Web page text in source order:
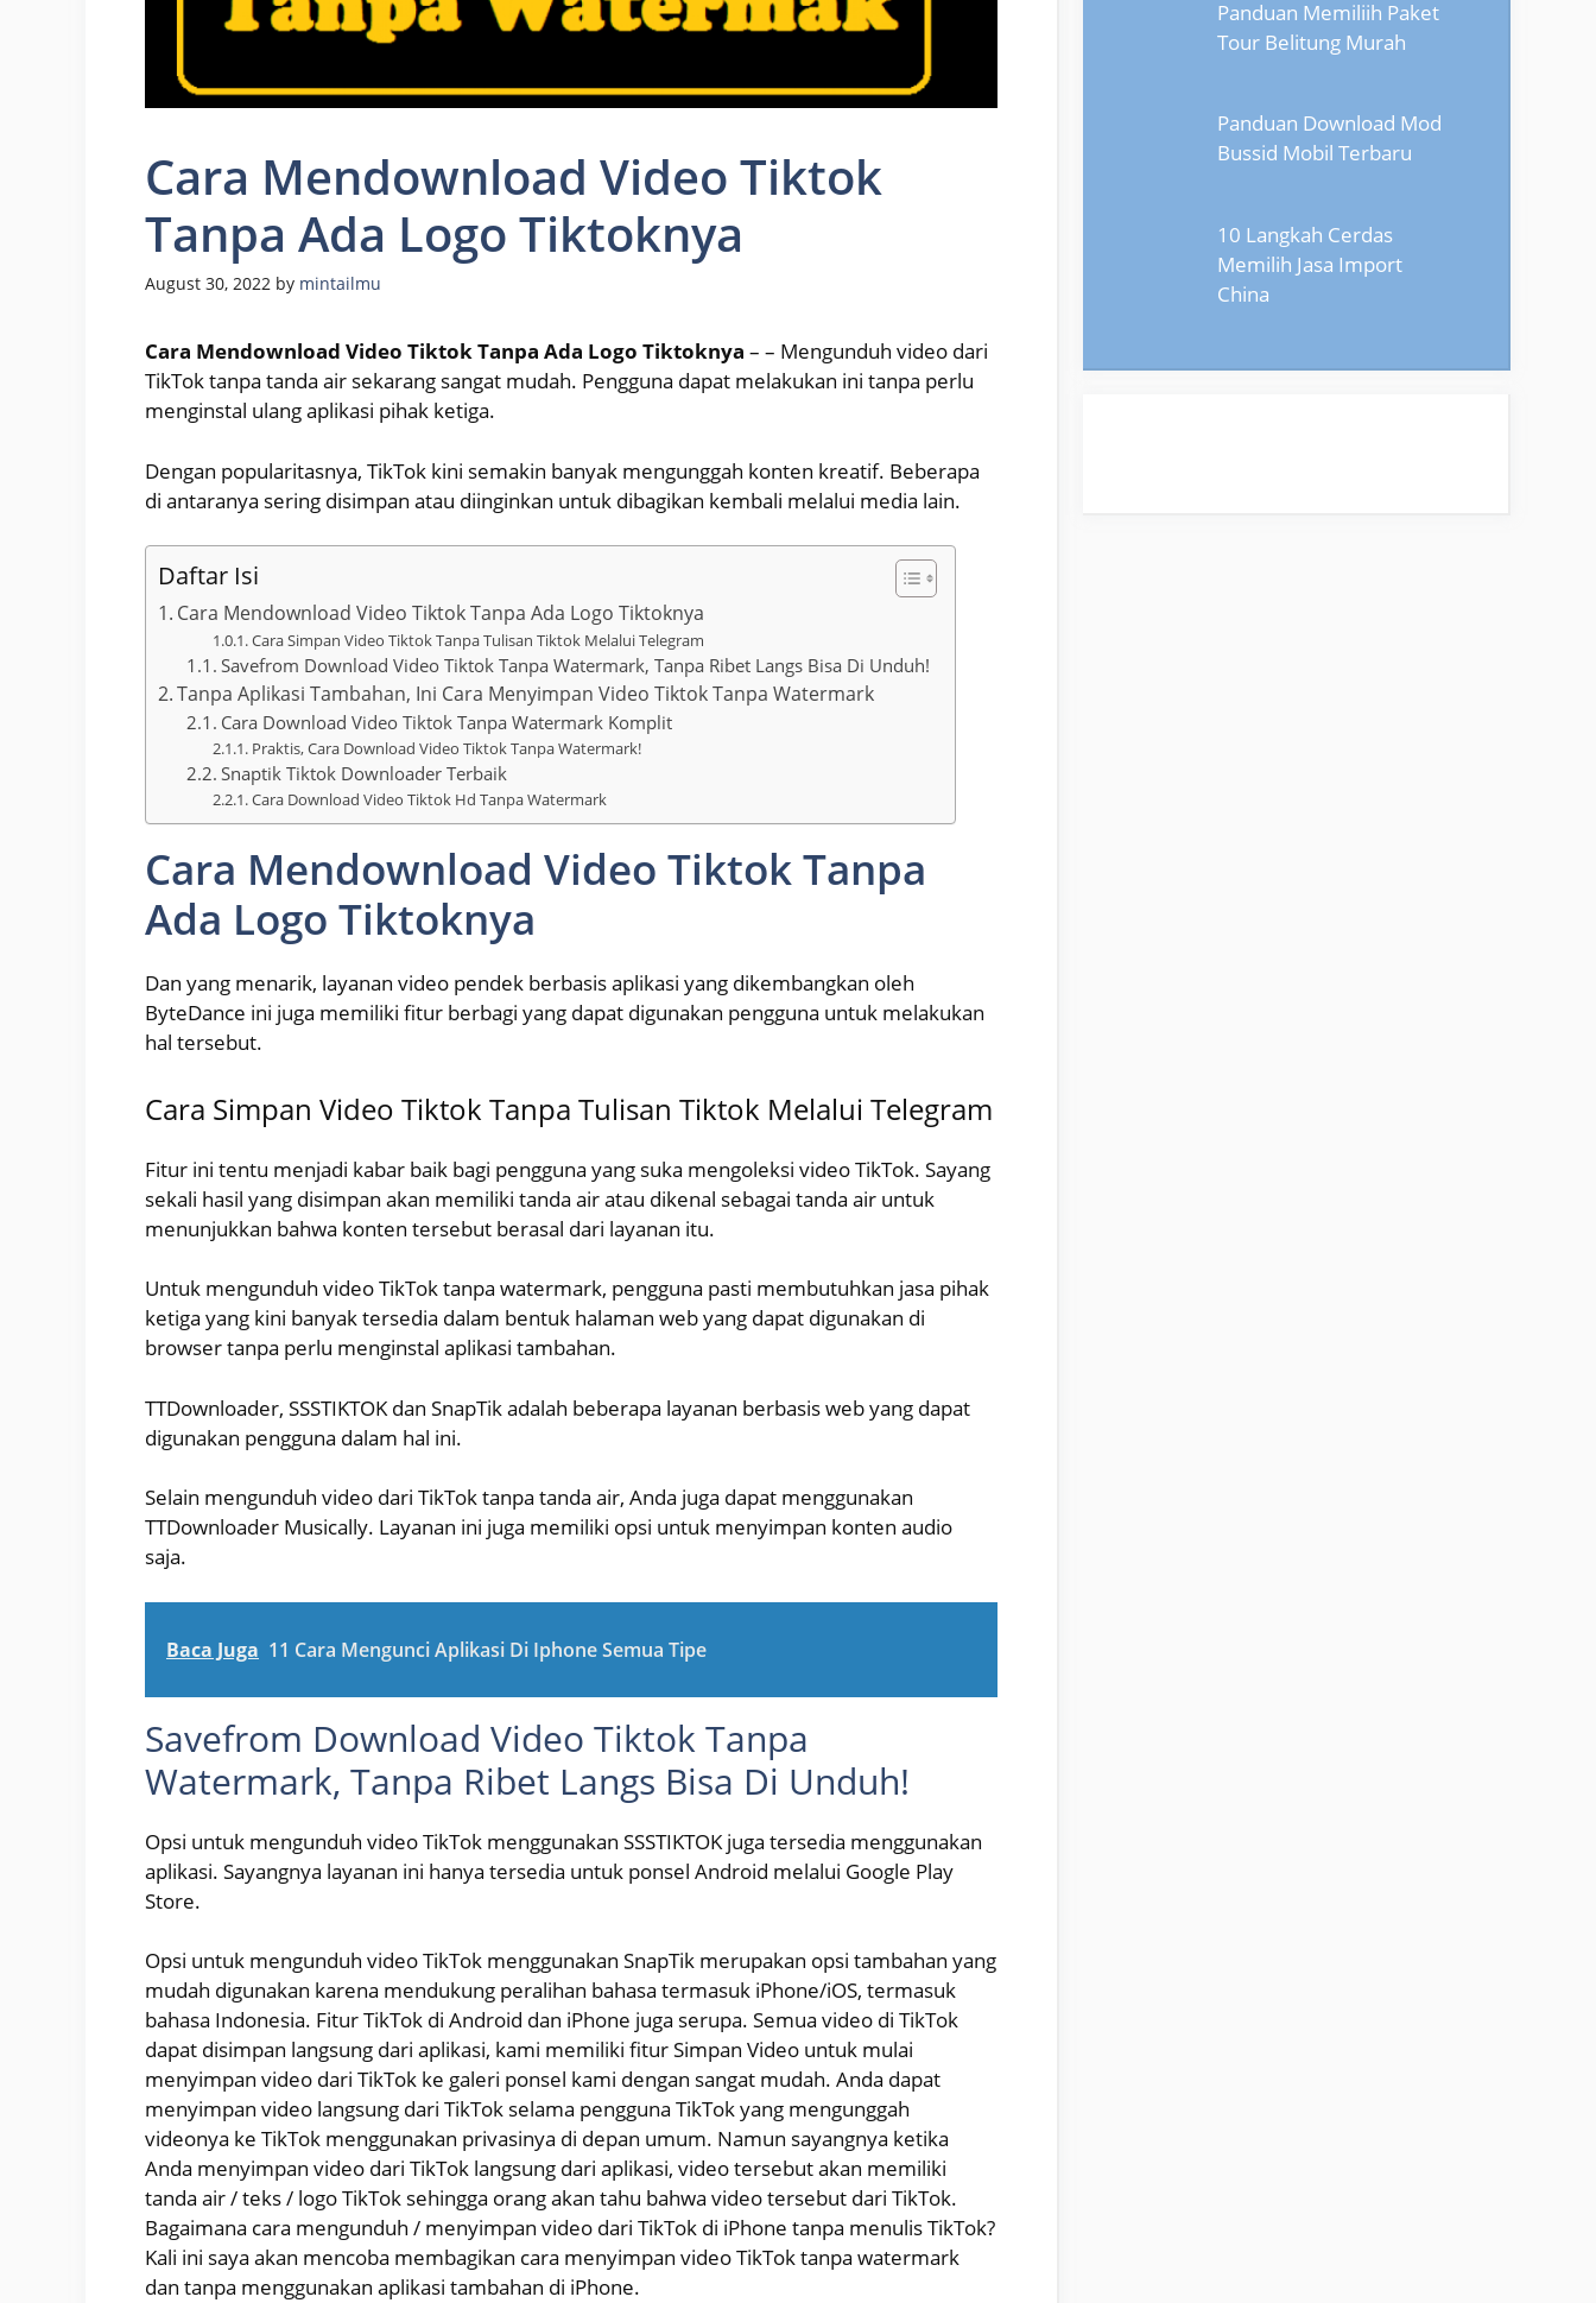
Cara Mendownload Video Tiktok
Tanpa Ada Logo Tiktoknya
August 30, 2022 by mintailmu
Cara Mendownload Video Tiktok Tanpa Ada Logo Tiktoknya – – Mengunduh video dari
TikTok tanpa tanda air sekarang sangat mudah. Pengguna dapat melakukan ini tanpa perlu
menginstal ulang aplikasi pihak ketiga.
Dengan popularitasnya, TikTok kini semakin banyak mengunggah konten kreatif. Beberapa
di antaranya sering disimpan atau diinginkan untuk dibagikan kembali melalui media lain.
Daftar Isi
Cara Mendownload Video Tiktok Tanpa Ada Logo Tiktoknya
Cara Simpan Video Tiktok Tanpa Tulisan Tiktok Melalui Telegram
Savefrom Download Video Tiktok Tanpa Watermark, Tanpa Ribet Langs Bisa Di Unduh!
Tanpa Aplikasi Tambahan, Ini Cara Menyimpan Video Tiktok Tanpa Watermark
Cara Download Video Tiktok Tanpa Watermark Komplit
Praktis, Cara Download Video Tiktok Tanpa Watermark!
Snaptik Tiktok Downloader Terbaik
Cara Download Video Tiktok Hd Tanpa Watermark
Cara Mendownload Video Tiktok Tanpa
Ada Logo Tiktoknya
Dan yang menarik, layanan video pendek berbasis aplikasi yang dikembangkan oleh
ByteDance ini juga memiliki fitur berbagi yang dapat digunakan pengguna untuk melakukan
hal tersebut.
Cara Simpan Video Tiktok Tanpa Tulisan Tiktok Melalui Telegram
Fitur ini tentu menjadi kabar baik bagi pengguna yang suka mengoleksi video TikTok. Sayang
sekali hasil yang disimpan akan memiliki tanda air atau dikenal sebagai tanda air untuk
menunjukkan bahwa konten tersebut berasal dari layanan itu.
Untuk mengunduh video TikTok tanpa watermark, pengguna pasti membutuhkan jasa pihak
ketiga yang kini banyak tersedia dalam bentuk halaman web yang dapat digunakan di
browser tanpa perlu menginstal aplikasi tambahan.
TTDownloader, SSSTIKTOK dan SnapTik adalah beberapa layanan berbasis web yang dapat
digunakan pengguna dalam hal ini.
Selain mengunduh video dari TikTok tanpa tanda air, Anda juga dapat menggunakan
TTDownloader Musically. Layanan ini juga memiliki opsi untuk menyimpan konten audio
saja.
Baca Juga 11 Cara Mengunci Aplikasi Di Iphone Semua Tipe
Savefrom Download Video Tiktok Tanpa
Watermark, Tanpa Ribet Langs Bisa Di Unduh!
Opsi untuk mengunduh video TikTok menggunakan SSSTIKTOK juga tersedia menggunakan
aplikasi. Sayangnya layanan ini hanya tersedia untuk ponsel Android melalui Google Play
Store.
Opsi untuk mengunduh video TikTok menggunakan SnapTik merupakan opsi tambahan yang
mudah digunakan karena mendukung peralihan bahasa termasuk iPhone/iOS, termasuk
bahasa Indonesia. Fitur TikTok di Android dan iPhone juga serupa. Semua video di TikTok
dapat disimpan langsung dari aplikasi, kami memiliki fitur Simpan Video untuk mulai
menyimpan video dari TikTok ke galeri ponsel kami dengan sangat mudah. Anda dapat
menyimpan video langsung dari TikTok selama pengguna TikTok yang mengunggah
videonya ke TikTok menggunakan privasinya di depan umum. Namun sayangnya ketika
Anda menyimpan video dari TikTok langsung dari aplikasi, video tersebut akan memiliki
tanda air / teks / logo TikTok sehingga orang akan tahu bahwa video tersebut dari TikTok.
Bagaimana cara mengunduh / menyimpan video dari TikTok di iPhone tanpa menulis TikTok?
Kali ini saya akan mencoba membagikan cara menyimpan video TikTok tanpa watermark
dan tanpa menggunakan aplikasi tambahan di iPhone.
Panduan Memiliih Paket
Tour Belitung Murah
Panduan Download Mod
Bussid Mobil Terbaru
10 Langkah Cerdas
Memilih Jasa Import
China